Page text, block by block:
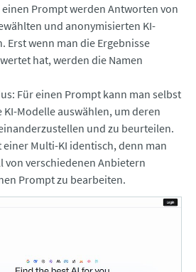
Prompt werden Antworten von
und anonymisierten KI-
Erst wenn man die Ergebnisse
hat, werden die Namen
Für einen Prompt kann man selbst
KI-Modelle auswählen, um deren
und zu beurteilen.
einer Multi-KI identisch, denn man
von verschiedenen Anbietern
Prompt zu bearbeiten.